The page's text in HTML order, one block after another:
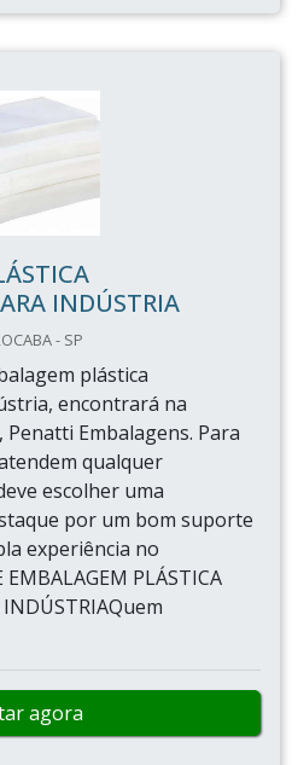
INDÚSTRIA
- SP
plástica
encontrará na
Embalagens. Para
qualquer
escolher uma
por um bom suporte
experiência no
EMBALAGEM PLÁSTICA
INDÚSTRIAQuem
agora